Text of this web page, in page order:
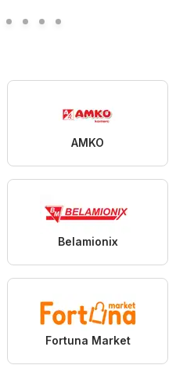
AMKO
Belamionix
Fortuna Market